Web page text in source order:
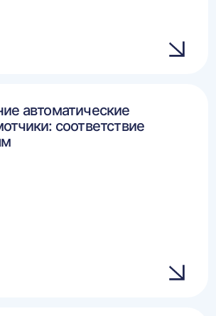
автоматические
соответствие